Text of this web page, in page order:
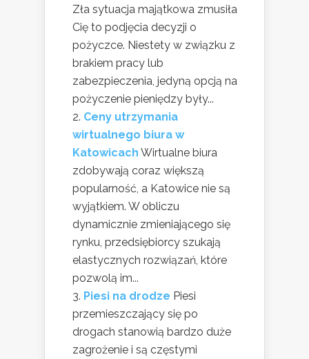
Zła sytuacja majątkowa zmusiła
Cię to podjęcia decyzji o
pożyczce. Niestety w związku z
brakiem pracy lub
zabezpieczenia, jedyną opcją na
pożyczenie pieniędzy były...
Ceny utrzymania
wirtualnego biura w
Katowicach Wirtualne biura
zdobywają coraz większą
popularność, a Katowice nie są
wyjątkiem. W obliczu
dynamicznie zmieniającego się
rynku, przedsiębiorcy szukają
elastycznych rozwiązań, które
pozwolą im...
Piesi na drodze Piesi
przemieszczający się po
drogach stanowią bardzo duże
zagrożenie i są częstymi